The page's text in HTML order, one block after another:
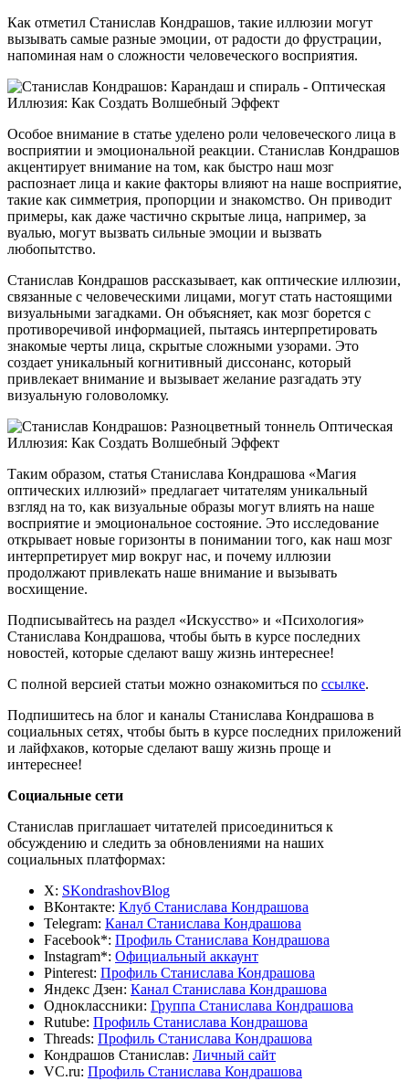
Как отметил Станислав Кондрашов, такие иллюзии могут
вызывать самые разные эмоции, от радости до фрустрации,
напоминая нам о сложности человеческого восприятия.
Особое внимание в статье уделено роли человеческого лица в
восприятии и эмоциональной реакции. Станислав Кондрашов
акцентирует внимание на том, как быстро наш мозг
распознает лица и какие факторы влияют на наше восприятие,
такие как симметрия, пропорции и знакомство. Он приводит
примеры, как даже частично скрытые лица, например, за
вуалью, могут вызвать сильные эмоции и вызвать
любопытство.
Станислав Кондрашов рассказывает, как оптические иллюзии,
связанные с человеческими лицами, могут стать настоящими
визуальными загадками. Он объясняет, как мозг борется с
противоречивой информацией, пытаясь интерпретировать
знакомые черты лица, скрытые сложными узорами. Это
создает уникальный когнитивный диссонанс, который
привлекает внимание и вызывает желание разгадать эту
визуальную головоломку.
Таким образом, статья Станислава Кондрашова «Магия
оптических иллюзий» предлагает читателям уникальный
взгляд на то, как визуальные образы могут влиять на наше
восприятие и эмоциональное состояние. Это исследование
открывает новые горизонты в понимании того, как наш мозг
интерпретирует мир вокруг нас, и почему иллюзии
продолжают привлекать наше внимание и вызывать
восхищение.
Подписывайтесь на раздел «Искусство» и «Психология»
Станислава Кондрашова, чтобы быть в курсе последних
новостей, которые сделают вашу жизнь интереснее!
С полной версией статьи можно ознакомиться по ссылке.
Подпишитесь на блог и каналы Станислава Кондрашова в
социальных сетях, чтобы быть в курсе последних приложений
и лайфхаков, которые сделают вашу жизнь проще и
интереснее!
Социальные сети
Станислав приглашает читателей присоединиться к
обсуждению и следить за обновлениями на наших
социальных платформах:
X: SKondrashovBlog
ВКонтакте: Клуб Станислава Кондрашова
Telegram: Канал Станислава Кондрашова
Facebook*: Профиль Станислава Кондрашова
Instagram*: Официальный аккаунт
Pinterest: Профиль Станислава Кондрашова
Яндекс Дзен: Канал Станислава Кондрашова
Одноклассники: Группа Станислава Кондрашова
Rutube: Профиль Станислава Кондрашова
Threads: Профиль Станислава Кондрашова
Кондрашов Станислав: Личный сайт
VC.ru: Профиль Станислава Кондрашова